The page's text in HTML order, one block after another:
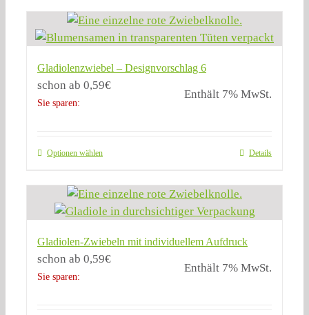
Gladiolenzwiebel – Designvorschlag 6
schon ab 0,59€
Sie sparen:
Enthält 7% MwSt.
Optionen wählen Details
Gladiolen-Zwiebeln mit individuellem Aufdruck
schon ab 0,59€
Sie sparen:
Enthält 7% MwSt.